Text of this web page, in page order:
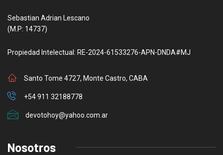
Sebastian Adrian Lescano
(M.P: 14737)
Propiedad Intelectual: RE-2024-61533276-APN-DNDA#MJ
Santo Tome 4727, Monte Castro, CABA
+54 911 32188778
devotohoy@yahoo.com.ar
Nosotros